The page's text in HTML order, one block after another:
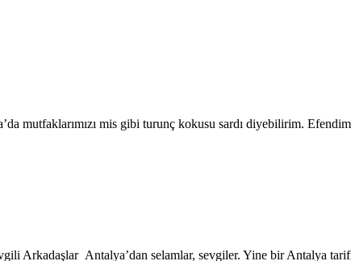
mutfaklarımızı mis gibi turunç kokusu sardı diyebilirim.
Arkadaşlar Antalya’dan selamlar, sevgiler. Yine bir Antalya